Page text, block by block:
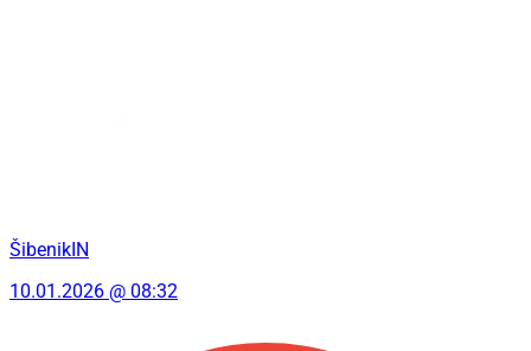
ŠibenikIN
10.01.2026 @ 08:32